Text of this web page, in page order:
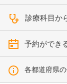
診療科目か
予約ができ
各都道府県